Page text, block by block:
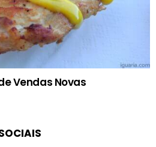
Vendas Novas